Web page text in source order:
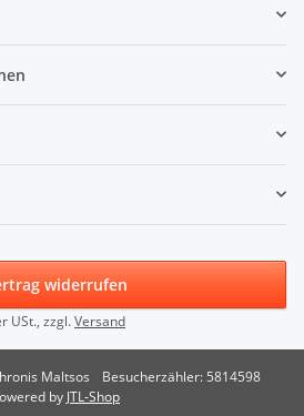
widerrufen
USt., zzgl.Versand
Maltsos
Besucherzähler: 5814598
by JTL-Shop